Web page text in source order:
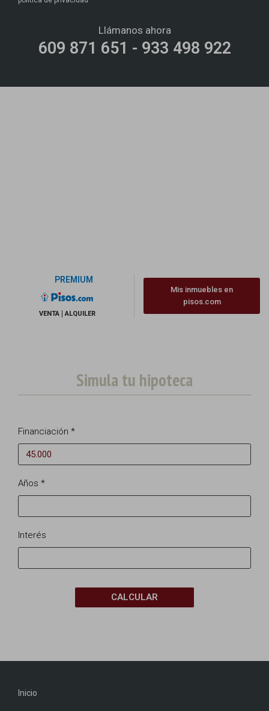
Llámanos ahora
609 871 651 - 933 498 922
PREMIUM
VENTA ALQUILER
Mis inmuebles en
pisos.com
Simula tu hipoteca
Financiación *
Años *
Interés
CALCULAR
Inicio